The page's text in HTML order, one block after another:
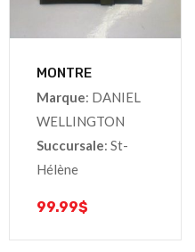
MONTRE
Marque: DANIEL
WELLINGTON
Succursale: St-
Hélène
99.99$